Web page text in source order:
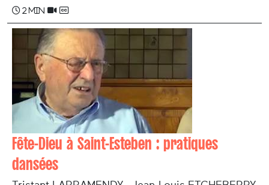
2 min
Fête-Dieu à Saint-Esteben : pratiques
dansées